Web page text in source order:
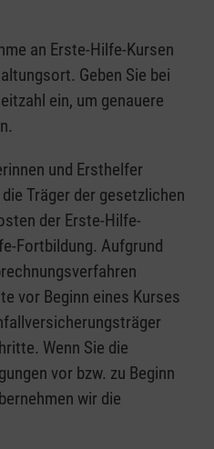
an Erste-Hilfe-Kursen
Geben Sie bei
ein, um genauere
und Ersthelfer
Träger der gesetzlichen
der Erste-Hilfe-
Fortbildung. Aufgrund
vor Beginn eines Kurses
Wenn Sie die
vor bzw. zu Beginn
wir die